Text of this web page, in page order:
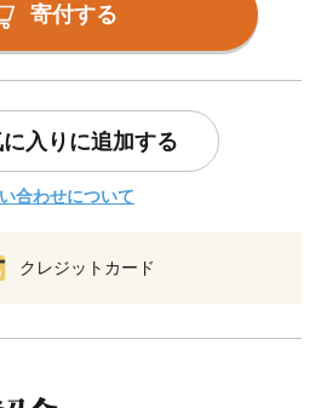
寄付する
入りに追加する
合わせについて
クレジットカード